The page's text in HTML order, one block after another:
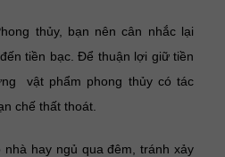
thủy, bạn nên cân nhắc lại
tiền bạc. Để thuận lợi giữ tiền
vật phẩm phong thủy có tác
chế thất thoát.
hay ngủ qua đêm, tránh xảy